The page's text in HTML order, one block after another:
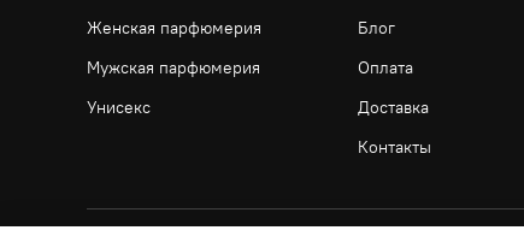
Женская парфюмерия
Мужская парфюмерия
Унисекс
Блог
Оплата
Доставка
Контакты